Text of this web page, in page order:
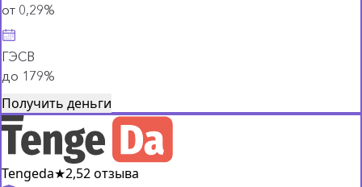
от 0,29%
ГЭСВ
до 179%
Получить деньги
Tengeda★2,52 отзыва